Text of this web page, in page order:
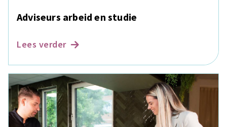
Adviseurs arbeid en studie
Lees verder